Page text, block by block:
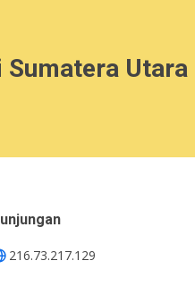
Utara
216.73.217.129